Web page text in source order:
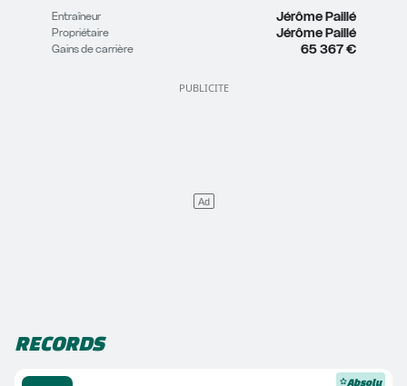
Entraîneur Jérôme Paillé
Propriétaire Jérôme Paillé
Gains de carrière 65 367 €
RECORDS
Absolu